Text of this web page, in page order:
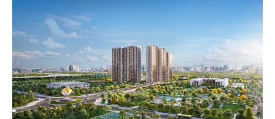
5/5(36 Reviews)
Trang chủ
Dự án
Mua bán